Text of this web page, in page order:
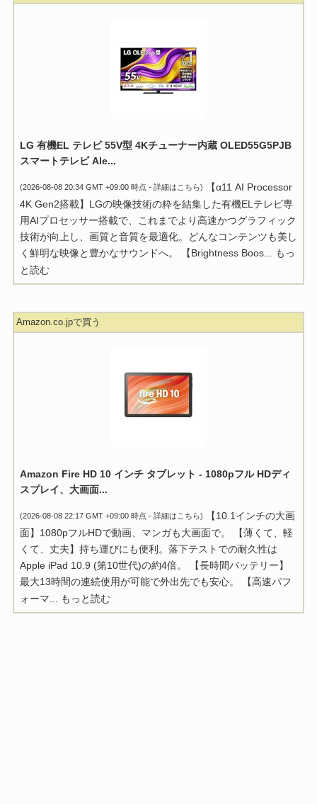
LG 有機EL テレビ 55V型 4Kチューナー内蔵 OLED55G5PJB
スマートテレビ Ale...
(2026-08-08 20:34 GMT +09:00 時点 - 詳細はこちら)
【α11 AI Processor
4K Gen2搭載】LGの映像技術の粋を結集した有機ELテレビ専
用AIプロセッサー搭載で、これまでより高速かつグラフィック
技術が向上し、画質と音質を最適化。どんなコンテンツも美し
く鮮明な映像と豊かなサウンドへ。 【Brightness Boos... もっ
と読む
Amazon.co.jpで買う
Amazon Fire HD 10 インチ タブレット - 1080pフル HDディ
スプレイ、大画面...
(2026-08-08 22:17 GMT +09:00 時点 - 詳細はこちら)
【10.1インチの大画
面】1080pフルHDで動画、マンガも大画面で。 【薄くて、軽
くて、丈夫】持ち運びにも便利。落下テストでの耐久性は
Apple iPad 10.9 (第10世代)の約4倍。 【長時間バッテリー】
最大13時間の連続使用が可能で外出先でも安心。 【高速パフ
ォーマ...
もっと読む